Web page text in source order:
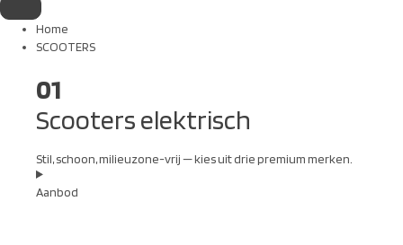
Home
SCOOTERS
01
Scooters elektrisch
Stil, schoon, milieuzone-vrij — kies uit drie premium merken.
Aanbod